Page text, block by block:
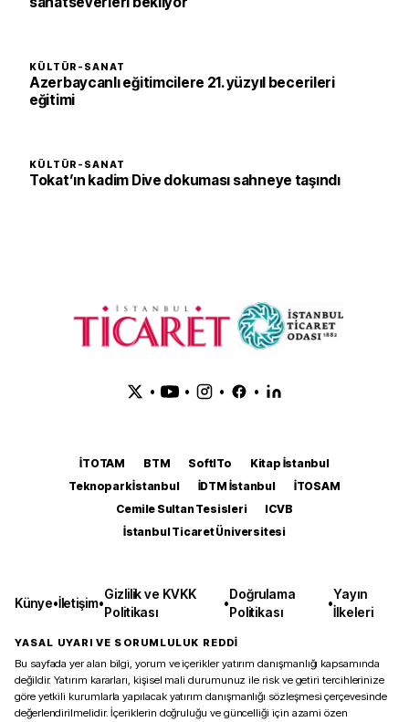
KÜLTÜR-SANAT
Azerbaycanlı eğitimcilere 21. yüzyıl becerileri
eğitimi
KÜLTÜR-SANAT
Tokat’ın kadim Dive dokuması sahneye taşındı
• • • •
İTOTAM BTM SoftITo
Kitap İstanbul
Teknopark İstanbul
İDTM İstanbul
İTOSAM
Cemile Sultan Tesisleri
ICVB
İstanbul Ticaret Üniversitesi
Künye•İletişim•
Gizlilik ve KVKK
Politikası
•
Doğrulama
Politikası
•
Yayın
İlkeleri
YASAL UYARI VE SORUMLULUK REDDİ
Bu sayfada yer alan bilgi, yorum ve içerikler yatırım danışmanlığı kapsamında
değildir. Yatırım kararları, kişisel mali durumunuz ile risk ve getiri tercihlerinize
göre yetkili kurumlarla yapılacak yatırım danışmanlığı sözleşmesi çerçevesinde
değerlendirilmelidir. İçeriklerin doğruluğu ve güncelliği için azami özen